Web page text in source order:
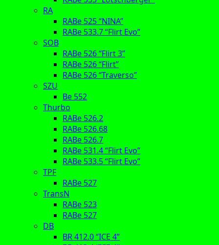
RA
RABe 525 “NINA”
RABe 533.7 “Flirt Evo”
SOB
RABe 526 “Flirt 3”
RABe 526 “Flirt”
RABe 526 “Traverso”
SZU
Be 552
Thurbo
RABe 526.2
RABe 526.68
RABe 526.7
RABe 531.4 “Flirt Evo”
RABe 533.5 “Flirt Evo”
TPF
RABe 527
TransN
RABe 523
RABe 527
DB
BR 412.0 “ICE 4”